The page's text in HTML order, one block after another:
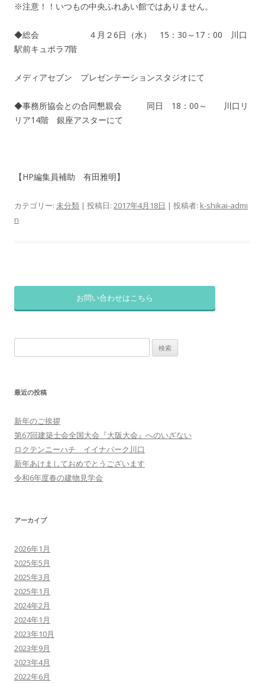
※注意！！いつもの中央ふれあい館ではありません。
◆総会 ４月２6日（水） 15：30～17：00 川口
駅前キュポラ7階
メディアセブン プレゼンテーションスタジオにて
◆事務所協会との合同懇親会 同日 18：00～ 川口リ
リア14階 銀座アスターにて
【HP編集員補助 有田雅明】
カテゴリー: 未分類 | 投稿日: 2017年4月18日 | 投稿者: k-shikai-admi
n
お問い合わせはこちら
索:
最近の投稿
新年のご挨拶
第67回建築士会全国大会『大阪大会』へのいざない
ロクテンニーハチ イイナパーク川口
新年あけましておめでとうございます
令和6年度春の建物見学会
アーカイブ
2026年1月
2025年5月
2025年3月
2025年1月
2024年2月
2024年1月
2023年10月
2023年9月
2023年4月
2022年6月